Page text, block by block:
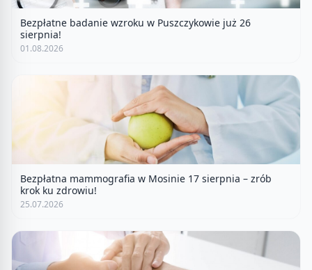
Bezpłatne badanie wzroku w Puszczykowie już 26
sierpnia!
01.08.2026
Bezpłatna mammografia w Mosinie 17 sierpnia – zrób
krok ku zdrowiu!
25.07.2026